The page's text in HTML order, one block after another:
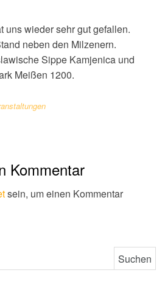
uns wieder sehr gut gefallen.
neben den Milzenern.
Sippe Kamjenica und
Meißen 1200.
Kommentar
sein, um einen Kommentar